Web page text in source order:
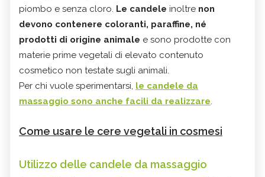
piombo e senza cloro. Le candele inoltre non
devono contenere coloranti, paraffine, né
prodotti di origine animale e sono prodotte con
materie prime vegetali di elevato contenuto
cosmetico non testate sugli animali.
Per chi vuole sperimentarsi, le candele da
massaggio sono anche facili da realizzare.
Come usare le cere vegetali in cosmesi
Utilizzo delle candele da massaggio